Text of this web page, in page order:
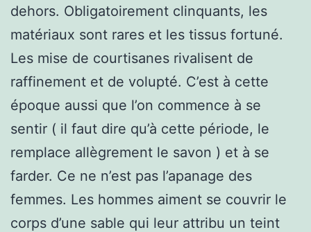
dehors. Obligatoirement clinquants, les
matériaux sont rares et les tissus fortuné.
Les mise de courtisanes rivalisent de
raffinement et de volupté. C’est à cette
époque aussi que l’on commence à se
sentir ( il faut dire qu’à cette période, le
remplace allègrement le savon ) et à se
farder. Ce ne n’est pas l’apanage des
femmes. Les hommes aiment se couvrir le
corps d’une sable qui leur attribu un teint